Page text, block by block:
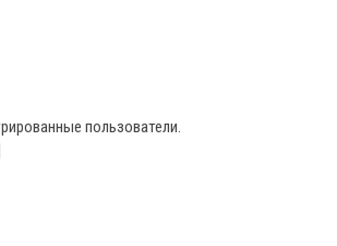
пользователи.